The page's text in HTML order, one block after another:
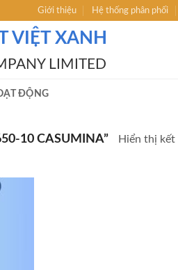
Giới thiệu Hệ thống phân phối
VIỆT XANH
LIMITED
ĐỘNG
10 CASUMINA” Hiển thị kết